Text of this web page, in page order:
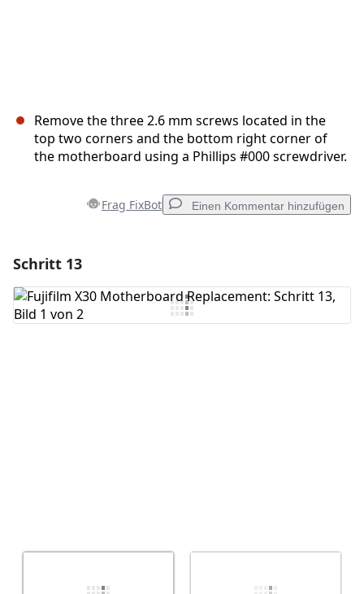
Remove the three 2.6 mm screws located in the
top two corners and the bottom right corner of
the motherboard using a Phillips #000 screwdriver.
Frag FixBot Einen Kommentar hinzufügen
Kommentar hinzufügen
Schritt 13